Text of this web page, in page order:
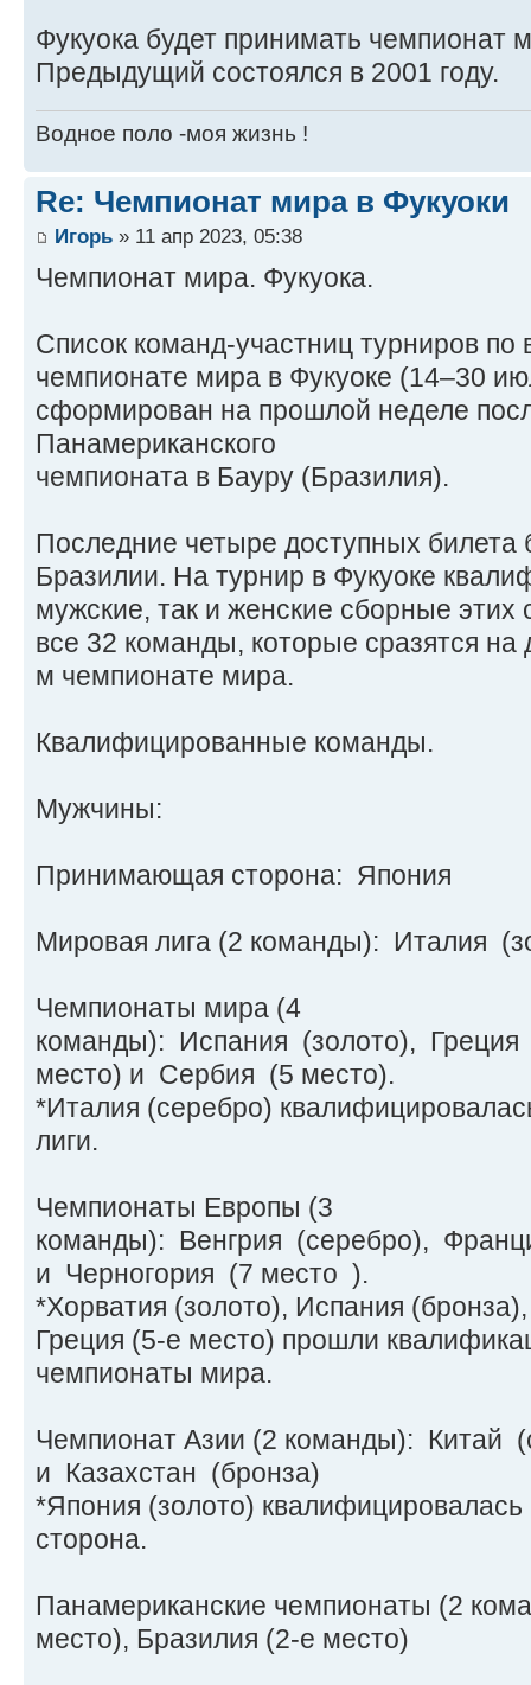
Фукуока будет принимать чемпионат
Предыдущий состоялся в 2001 году.
Водное поло -моя жизнь !
Re: Чемпионат мира в Фукуоки
Игорь » 11 апр 2023, 05:38
Чемпионат мира. Фукуока.
Список команд-участниц турниров по
чемпионате мира в Фукуоке (14–30
сформирован на прошлой неделе
Панамериканского
чемпионата в Бауру (Бразилия).
Последние четыре доступных
Бразилии. На турнир в Фукуоке
мужские, так и женские сборные
все 32 команды, которые сразятся
м чемпионате мира.
Квалифицированные команды.
Мужчины:
Принимающая сторона: Япония
Мировая лига (2 команды): Италия
Чемпионаты мира (4
команды): Испания (золото),
место) и Сербия (5 место).
*Италия (серебро)
лиги.
Чемпионаты Европы (3
команды): Венгрия (серебро),
и Черногория (7 место ).
*Хорватия (золото), Испания
Греция (5-е место) прошли
чемпионаты мира.
Чемпионат Азии (2 команды): Китай
и Казахстан (бронза)
*Япония (золото)
сторона.
Панамериканские чемпионаты (2
место), Бразилия (2-е место)